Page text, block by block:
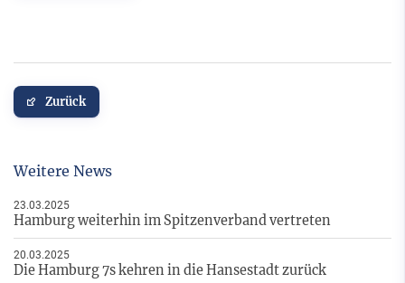
Zurück
Weitere News
23.03.2025
Hamburg weiterhin im Spitzenverband vertreten
20.03.2025
Die Hamburg 7s kehren in die Hansestadt zurück